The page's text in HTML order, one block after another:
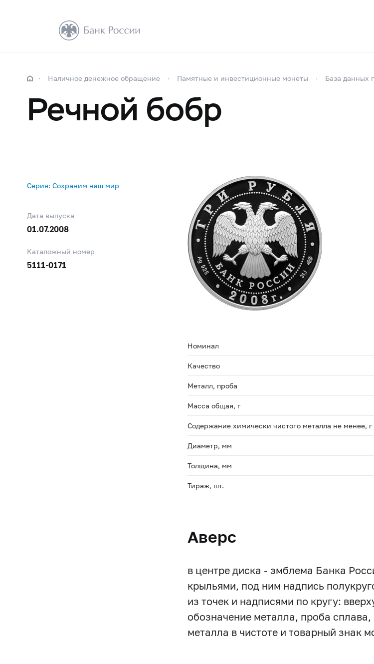
Наличное денежное обращение Памятные и инвестиционные монеты База данных
Речной бобр
Серия: Сохраним наш мир
Дата выпуска
01.07.2008
Каталожный номер
5111-0171
Номинал
Качество
Металл, проба
Масса общая, г
Содержание химически чистого металла не менее, г
Диаметр, мм
Толщина, мм
Тираж, шт.
Аверс
в центре диска - эмблема Банка
крыльями, под ним надпись
из точек и надписями по кругу:
обозначение металла, проба
металла в чистоте и товарный знак